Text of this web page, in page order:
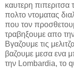
καυτερη πιπεριτσα
πολτο ντοματας
που τον
τραβηξουμε απο
Βγαζουμε τις
βαζουμε μεσα ενα
την Lombardia, το